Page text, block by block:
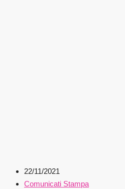
22/11/2021
Comunicati Stampa